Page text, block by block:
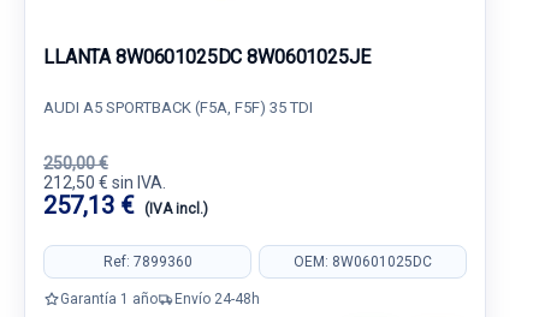
LLANTA 8W0601025DC 8W0601025JE
AUDI A5 SPORTBACK (F5A, F5F) 35 TDI
250,00 €
212,50 € sin IVA.
257,13 € (IVA incl.)
Ref: 7899360 OEM: 8W0601025DC
Garantía 1 año Envío 24-48h